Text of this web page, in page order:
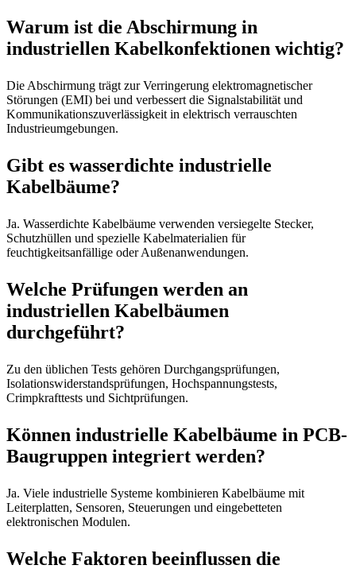
Warum ist die Abschirmung in
industriellen Kabelkonfektionen wichtig?
Die Abschirmung trägt zur Verringerung elektromagnetischer
Störungen (EMI) bei und verbessert die Signalstabilität und
Kommunikationszuverlässigkeit in elektrisch verrauschten
Industrieumgebungen.
Gibt es wasserdichte industrielle
Kabelbäume?
Ja. Wasserdichte Kabelbäume verwenden versiegelte Stecker,
Schutzhüllen und spezielle Kabelmaterialien für
feuchtigkeitsanfällige oder Außenanwendungen.
Welche Prüfungen werden an
industriellen Kabelbäumen
durchgeführt?
Zu den üblichen Tests gehören Durchgangsprüfungen,
Isolationswiderstandsprüfungen, Hochspannungstests,
Crimpkrafttests und Sichtprüfungen.
Können industrielle Kabelbäume in PCB-
Baugruppen integriert werden?
Ja. Viele industrielle Systeme kombinieren Kabelbäume mit
Leiterplatten, Sensoren, Steuerungen und eingebetteten
elektronischen Modulen.
Welche Faktoren beeinflussen die